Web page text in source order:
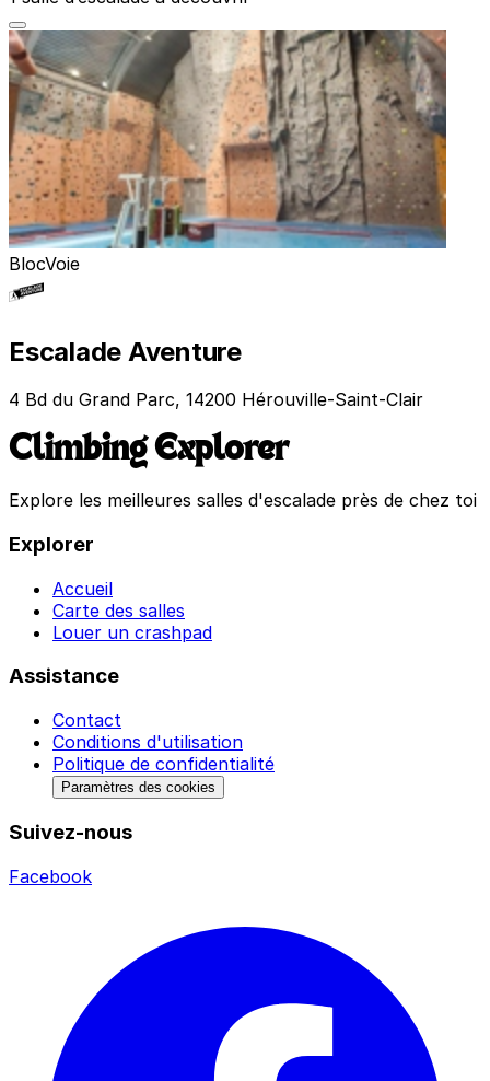
BlocVoie
Escalade Aventure
4 Bd du Grand Parc, 14200 Hérouville-Saint-Clair
Climbing Explorer
Explore les meilleures salles d'escalade près de chez toi
Explorer
Accueil
Carte des salles
Louer un crashpad
Assistance
Contact
Conditions d'utilisation
Politique de confidentialité
Paramètres des cookies
Suivez-nous
Facebook